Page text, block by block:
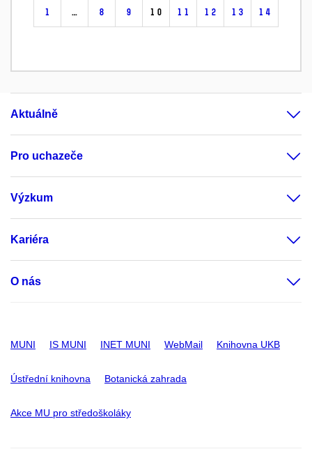
1 … 8 9 10 11 12 13 14
Aktuálně
Pro uchazeče
Výzkum
Kariéra
O nás
MUNI IS MUNI INET MUNI WebMail Knihovna UKB
Ústřední knihovna Botanická zahrada
Akce MU pro středoškoláky